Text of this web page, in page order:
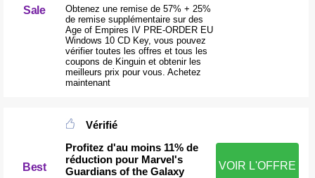
Sale
Obtenez une remise de 57% + 25%
de remise supplémentaire sur des
Age of Empires IV PRE-ORDER EU
Windows 10 CD Key, vous pouvez
vérifier toutes les offres et tous les
coupons de Kinguin et obtenir les
meilleurs prix pour vous. Achetez
maintenant
Best
Vérifié
Profitez d'au moins 11% de
réduction pour Marvel's
Guardians of the Galaxy
VOIR L'OFFRE